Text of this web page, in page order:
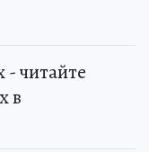
читайте
в